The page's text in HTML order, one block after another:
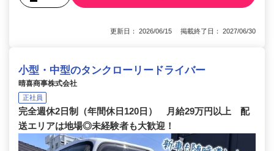
更新日： 2026/06/15 掲載終了日： 2027/06/30
小型・中型のタンクローリードライバー
晴喜商事株式会社
正社員
完全週休2日制（年間休日120日） 月給29万円以上 配
送エリアは地場◎未経験者も大歓迎！